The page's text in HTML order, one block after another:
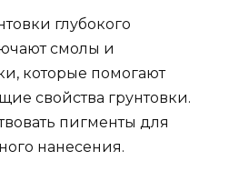
глубокого
смолы и
которые помогают
свойства грунтовки.
пигменты для
нанесения.